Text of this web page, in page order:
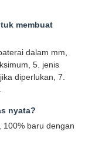
membuat
dalam mm,
5. jenis
diperlukan, 7.
nyata?
100% baru dengan